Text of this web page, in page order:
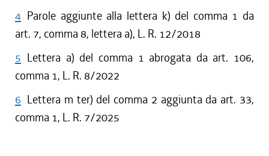
4 Parole aggiunte alla lettera k) del comma 1 da
art. 7, comma 8, lettera a), L. R. 12/2018
5 Lettera a) del comma 1 abrogata da art. 106,
comma 1, L. R. 8/2022
6 Lettera m ter) del comma 2 aggiunta da art. 33,
comma 1, L. R. 7/2025